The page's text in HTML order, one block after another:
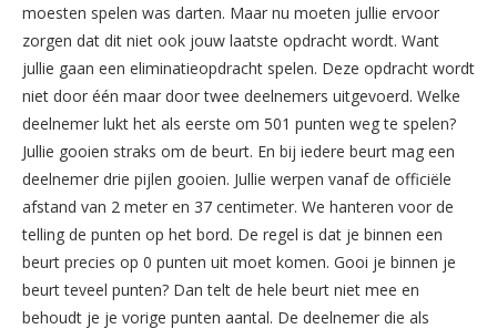
moesten spelen was darten. Maar nu moeten jullie ervoor
zorgen dat dit niet ook jouw laatste opdracht wordt. Want
jullie gaan een eliminatieopdracht spelen. Deze opdracht wordt
niet door één maar door twee deelnemers uitgevoerd. Welke
deelnemer lukt het als eerste om 501 punten weg te spelen?
Jullie gooien straks om de beurt. En bij iedere beurt mag een
deelnemer drie pijlen gooien. Jullie werpen vanaf de officiële
afstand van 2 meter en 37 centimeter. We hanteren voor de
telling de punten op het bord. De regel is dat je binnen een
beurt precies op 0 punten uit moet komen. Gooi je binnen je
beurt teveel punten? Dan telt de hele beurt niet mee en
behoudt je je vorige punten aantal. De deelnemer die als